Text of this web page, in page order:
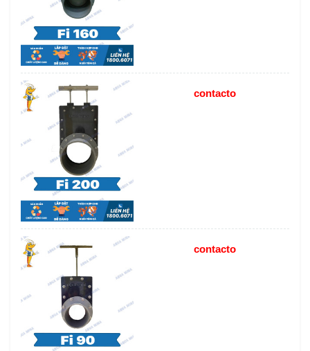
contacto
contacto